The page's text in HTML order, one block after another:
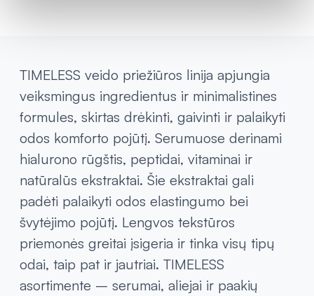
TIMELESS veido priežiūros linija apjungia
veiksmingus ingredientus ir minimalistines
formules, skirtas drėkinti, gaivinti ir palaikyti
odos komforto pojūtį. Serumuose derinami
hialurono rūgštis, peptidai, vitaminai ir
natūralūs ekstraktai. Šie ekstraktai gali
padėti palaikyti odos elastingumo bei
švytėjimo pojūtį. Lengvos tekstūros
priemonės greitai įsigeria ir tinka visų tipų
odai, taip pat ir jautriai. TIMELESS
asortimente – serumai, aliejai ir paakių